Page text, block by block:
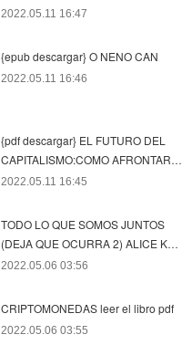
2022.05.11 16:47
{epub descargar} O NENO CAN
2022.05.11 16:46
{pdf descargar} EL FUTURO DEL
CAPITALISMO:COMO AFRONTAR…
2022.05.11 16:45
TODO LO QUE SOMOS JUNTOS
(DEJA QUE OCURRA 2) ALICE K…
2022.05.06 03:56
CRIPTOMONEDAS leer el libro pdf
2022.05.06 03:55